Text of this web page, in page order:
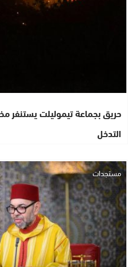
حريق بجماعة تيموليلت يستنفر
التدخل
مستجدات